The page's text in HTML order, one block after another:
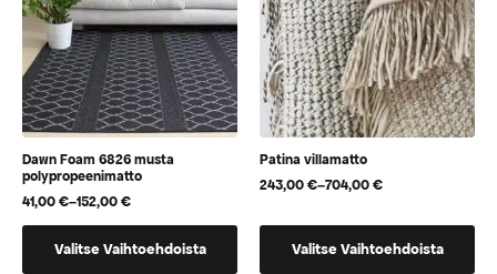
tuotteen
sivulla.
tuotteen
sivulla.
Dawn Foam 6826 musta
polypropeenimatto
41,00€–152,00€
Hintaluokka:
41,00 €
152,00 €
Valitse Vaihtoehdoista
tuotteella
Patina villamatto
243,00€–704,00€
Hintaluokka:
-
704,00 €Valitse Vaihtoehdoista
tuotteella